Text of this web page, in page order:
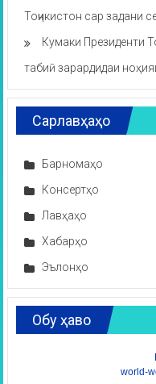
Тоҷикистон сар задани
Кумаки Президенти
табиӣ зарардидаи
Сарлавҳаҳо
Барномаҳо
Консертҳо
Лавҳаҳо
Хабарҳо
Эълонҳо
Обу ҳаво
world-